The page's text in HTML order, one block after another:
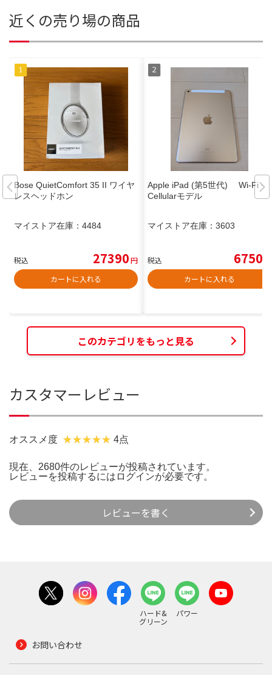
近くの売り場の商品
Bose QuietComfort 35 II ワイヤ
レスヘッドホン
マイストア在庫： 4484
税込 27390円
カートに入れる
Apple iPad (第5世代) Wi-Fi +
Cellularモデル
マイストア在庫： 3603
税込 6750
カートに入れる
このカテゴリをもっと見る
カスタマーレビュー
オススメ度 4点
現在、2680件のレビューが投稿されています。
レビューを投稿するには ログインが必要です。
レビューを書く
ハード&
グリーン
パワー
お問い合わせ